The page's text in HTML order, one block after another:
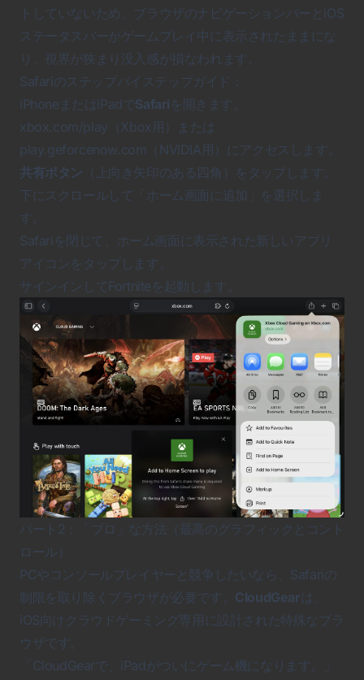
トしていないため、ブラウザのナビゲーションバーとiOS
ステータスバーがゲームプレイ中に表示されたままにな
り、視界が狭まり没入感が損なわれます。
Safariのステップバイステップガイド：
iPhoneまたはiPadでSafariを開きます。
xbox.com/play（Xbox用）または
play.geforcenow.com（NVIDIA用）にアクセスします。
共有ボタン （上向き矢印のある四角）をタップします。
下にスクロールして「ホーム画面に追加」を選択しま
す。
Safariを閉じて、ホーム画面に表示された新しいアプリ
アイコンをタップします。
サインインしてFortniteを起動します。
パート2：「プロ」な方法（最高のグラフィックとコント
ロール）
PCやコンソールプレイヤーと競争したいなら、Safariの
制限を取り除くブラウザが必要です。 CloudGearは、
iOS向けクラウドゲーミング専用に設計された特殊なブラ
ウザです。
「CloudGearで、iPadがついにゲーム機になります。」